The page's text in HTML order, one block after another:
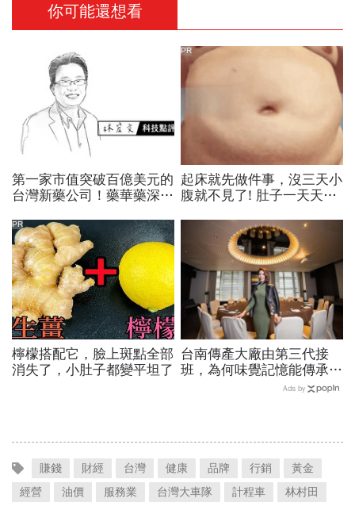
你可能還想看
第一家市值突破百億美元的
台灣新藥公司！藥華藥深耕
田製藥？
起床就先做件事，沒三天小
腹就不見了! 肚子一天天變
PR
檸檬搭配它，臉上斑點全部
消失了，小肚子都變平坦了
PR
台南傳產大廠由第三代接
班，為何味覺記憶能傳承一
甲子？故事要從1966年起
Ads by
賺錢 財經 台灣 健康 品牌 行銷
黃金
經營
油價 服務業 台灣大車隊 計程車 林村田